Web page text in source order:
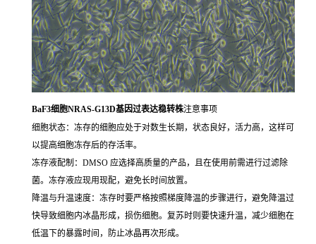
BaF3细胞NRAS-G13D基因过表达稳转株注意事项
细胞状态：冻存的细胞应处于对数生长期，状态良好，活力高，这样可
以提高细胞冻存后的存活率。
冻存液配制：DMSO 应选择高质量的产品，且在使用前需进行过滤除
菌。冻存液应现用现配，避免长时间放置。
降温与升温速度：冻存时要严格按照梯度降温的步骤进行，避免降温过
快导致细胞内冰晶形成，损伤细胞。复苏时则要快速升温，减少细胞在
低温下的暴露时间，防止冰晶再次形成。